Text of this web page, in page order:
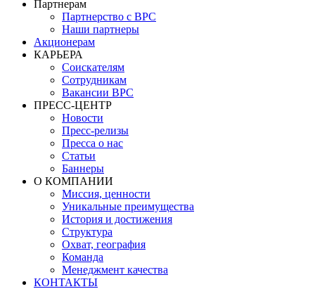
Партнерам
Партнерство с BPC
Наши партнеры
Акционерам
КАРЬЕРА
Соискателям
Сотрудникам
Вакансии BPC
ПРЕСС-ЦЕНТР
Новости
Пресс-релизы
Пресса о нас
Статьи
Баннеры
О КОМПАНИИ
Миссия, ценности
Уникальные преимущества
История и достижения
Структура
Охват, география
Команда
Менеджмент качества
КОНТАКТЫ